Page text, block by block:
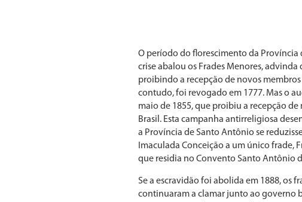
O período do florescimento da Província
crise abalou os Frades Menores,
proibindo a recepção de novos
contudo, foi revogado em 1777. Mas o
maio de 1855, que proibiu a recepção
Brasil. Esta campanha antirreligiosa
a Província de Santo Antônio se
Imaculada Conceição a um único frade,
que residia no Convento Santo Antônio
Se a escravidão foi abolida em 1888, os
continuaram a clamar junto ao governo